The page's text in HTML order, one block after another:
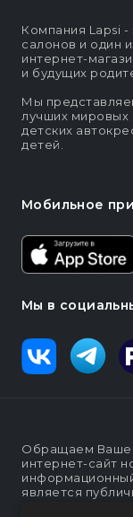
Компания Lapsi -
салонов и один
интернет-
и будущих
Мы
лучших мировых
детских
детей.
Мобильное
Мы в
Обращаем Ваше
интернет-сайт
является
положениями